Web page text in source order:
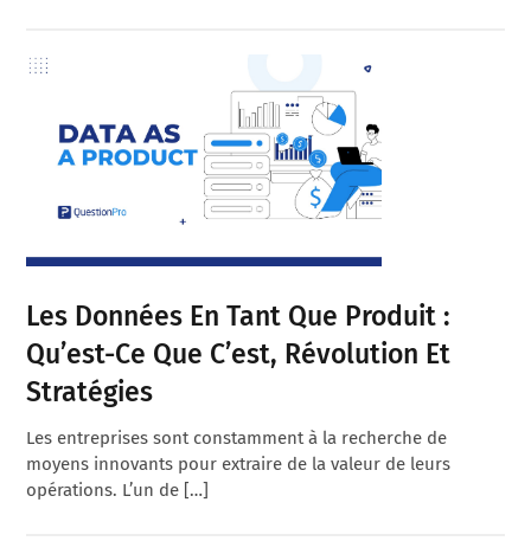
Les Données En Tant Que Produit :
Qu’est-Ce Que C’est, Révolution Et
Stratégies
Les entreprises sont constamment à la recherche de
moyens innovants pour extraire de la valeur de leurs
opérations. L’un de […]